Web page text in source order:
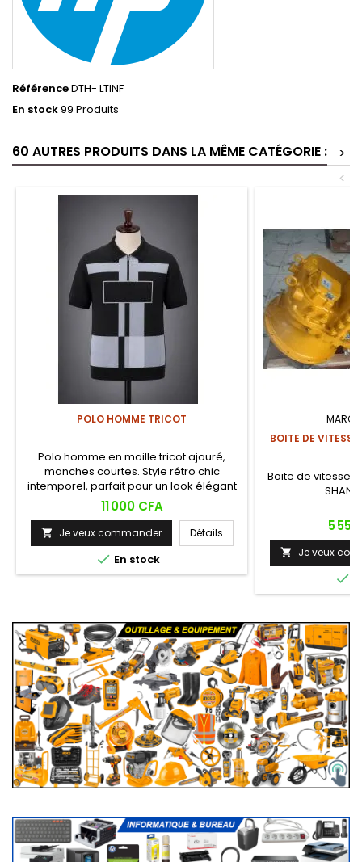
RéférenceDTH- LTINF
En stock99 Produits
60 AUTRES PRODUITS DANS LA MÊME CATÉGORIE :
>
<
POLO HOMME TRICOT
Polo homme en maille tricot ajouré,
manches courtes. Style rétro chic
intemporel, parfait pour un look élégant
et décontracté.
Prix
11 000 CFA
 Je veux commander Détails
 En stock
BOITE DE
Boite de vitesse
Prix
5
 Je veux
